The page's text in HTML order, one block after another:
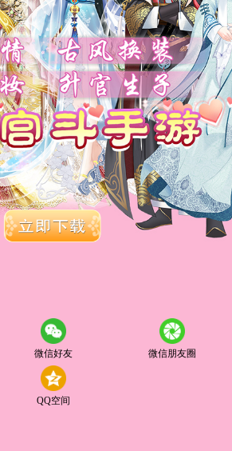
微信好友 微信朋友圈
QQ空间